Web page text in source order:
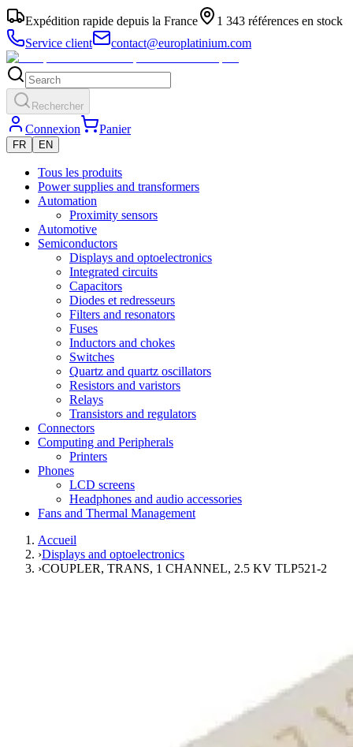
Expédition rapide depuis la France
1 343 références en stock
Service client
contact@europlatinium.com
Rechercher
Connexion Panier
FR EN
Tous les produits
Power supplies and transformers
Automation
Proximity sensors
Automotive
Semiconductors
Displays and optoelectronics
Integrated circuits
Capacitors
Diodes et redresseurs
Filters and resonators
Fuses
Inductors and chokes
Switches
Quartz and quartz oscillators
Resistors and varistors
Relays
Transistors and regulators
Connectors
Computing and Peripherals
Printers
Phones
LCD screens
Headphones and audio accessories
Fans and Thermal Management
Accueil
›Displays and optoelectronics
›COUPLER, TRANS, 1 CHANNEL, 2.5 KV TLP521-2